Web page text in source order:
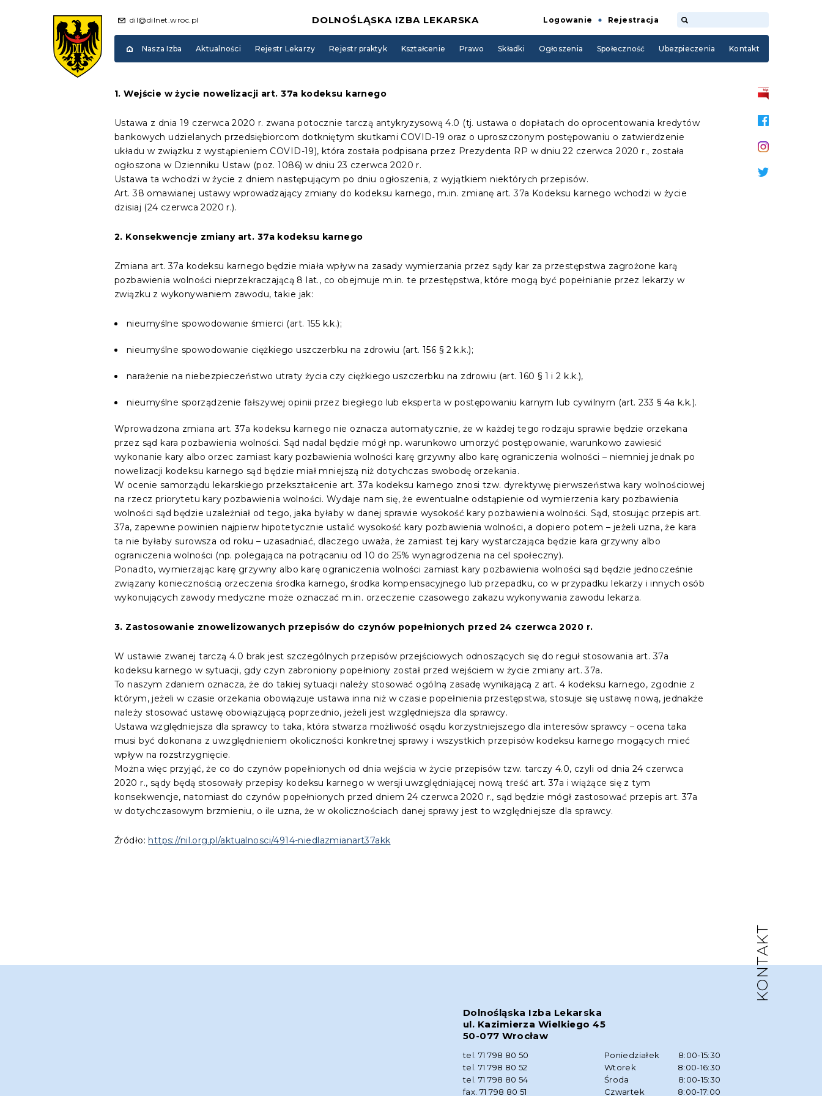
dil@dilnet.wroc.pl DOLNOŚLĄSKA IZBA LEKARSKA Logowanie Rejestracja
Nasza Izba Aktualności Rejestr Lekarzy Rejestr praktyk Kształcenie Prawo Składki Ogłoszenia Społeczność Ubezpieczenia Kontakt
1. Wejście w życie nowelizacji art. 37a kodeksu karnego
Ustawa z dnia 19 czerwca 2020 r. zwana potocznie tarczą antykryzysową 4.0 (tj. ustawa o dopłatach do oprocentowania kredytów
bankowych udzielanych przedsiębiorcom dotkniętym skutkami COVID-19 oraz o uproszczonym postępowaniu o zatwierdzenie
układu w związku z wystąpieniem COVID-19), która została podpisana przez Prezydenta RP w dniu 22 czerwca 2020 r., została
ogłoszona w Dzienniku Ustaw (poz. 1086) w dniu 23 czerwca 2020 r.
Ustawa ta wchodzi w życie z dniem następującym po dniu ogłoszenia, z wyjątkiem niektórych przepisów.
Art. 38 omawianej ustawy wprowadzający zmiany do kodeksu karnego, m.in. zmianę art. 37a Kodeksu karnego wchodzi w życie
dzisiaj (24 czerwca 2020 r.).
2. Konsekwencje zmiany art. 37a kodeksu karnego
Zmiana art. 37a kodeksu karnego będzie miała wpływ na zasady wymierzania przez sądy kar za przestępstwa zagrożone karą
pozbawienia wolności nieprzekraczającą 8 lat., co obejmuje m.in. te przestępstwa, które mogą być popełnianie przez lekarzy w
związku z wykonywaniem zawodu, takie jak:
nieumyślne spowodowanie śmierci (art. 155 k.k.);
nieumyślne spowodowanie ciężkiego uszczerbku na zdrowiu (art. 156 § 2 k.k.);
narażenie na niebezpieczeństwo utraty życia czy ciężkiego uszczerbku na zdrowiu (art. 160 § 1 i 2 k.k.),
nieumyślne sporządzenie fałszywej opinii przez biegłego lub eksperta w postępowaniu karnym lub cywilnym (art. 233 § 4a k.k.).
Wprowadzona zmiana art. 37a kodeksu karnego nie oznacza automatycznie, że w każdej tego rodzaju sprawie będzie orzekana
przez sąd kara pozbawienia wolności. Sąd nadal będzie mógł np. warunkowo umorzyć postępowanie, warunkowo zawiesić
wykonanie kary albo orzec zamiast kary pozbawienia wolności karę grzywny albo karę ograniczenia wolności – niemniej jednak po
nowelizacji kodeksu karnego sąd będzie miał mniejszą niż dotychczas swobodę orzekania.
W ocenie samorządu lekarskiego przekształcenie art. 37a kodeksu karnego znosi tzw. dyrektywę pierwszeństwa kary wolnościowej
na rzecz priorytetu kary pozbawienia wolności. Wydaje nam się, że ewentualne odstąpienie od wymierzenia kary pozbawienia
wolności sąd będzie uzależniał od tego, jaka byłaby w danej sprawie wysokość kary pozbawienia wolności. Sąd, stosując przepis art.
37a, zapewne powinien najpierw hipotetycznie ustalić wysokość kary pozbawienia wolności, a dopiero potem – jeżeli uzna, że kara
ta nie byłaby surowsza od roku – uzasadniać, dlaczego uważa, że zamiast tej kary wystarczająca będzie kara grzywny albo
ograniczenia wolności (np. polegająca na potrącaniu od 10 do 25% wynagrodzenia na cel społeczny).
Ponadto, wymierzając karę grzywny albo karę ograniczenia wolności zamiast kary pozbawienia wolności sąd będzie jednocześnie
związany koniecznością orzeczenia środka karnego, środka kompensacyjnego lub przepadku, co w przypadku lekarzy i innych osób
wykonujących zawody medyczne może oznaczać m.in. orzeczenie czasowego zakazu wykonywania zawodu lekarza.
3. Zastosowanie znowelizowanych przepisów do czynów popełnionych przed 24 czerwca 2020 r.
W ustawie zwanej tarczą 4.0 brak jest szczególnych przepisów przejściowych odnoszących się do reguł stosowania art. 37a
kodeksu karnego w sytuacji, gdy czyn zabroniony popełniony został przed wejściem w życie zmiany art. 37a.
To naszym zdaniem oznacza, że do takiej sytuacji należy stosować ogólną zasadę wynikającą z art. 4 kodeksu karnego, zgodnie z
którym, jeżeli w czasie orzekania obowiązuje ustawa inna niż w czasie popełnienia przestępstwa, stosuje się ustawę nową, jednakże
należy stosować ustawę obowiązującą poprzednio, jeżeli jest względniejsza dla sprawcy.
Ustawa względniejsza dla sprawcy to taka, która stwarza możliwość osądu korzystniejszego dla interesów sprawcy – ocena taka
musi być dokonana z uwzględnieniem okoliczności konkretnej sprawy i wszystkich przepisów kodeksu karnego mogących mieć
wpływ na rozstrzygnięcie.
Można więc przyjąć, że co do czynów popełnionych od dnia wejścia w życie przepisów tzw. tarczy 4.0, czyli od dnia 24 czerwca
2020 r., sądy będą stosowały przepisy kodeksu karnego w wersji uwzględniającej nową treść art. 37a i wiążące się z tym
konsekwencje, natomiast do czynów popełnionych przed dniem 24 czerwca 2020 r., sąd będzie mógł zastosować przepis art. 37a
w dotychczasowym brzmieniu, o ile uzna, że w okolicznościach danej sprawy jest to względniejsze dla sprawcy.
Źródło: https://nil.org.pl/aktualnosci/4914-niedlazmianart37akk
KONTAKT
Dolnośląska Izba Lekarska
ul. Kazimierza Wielkiego 45
50-077 Wrocław
tel. 71 798 80 50
tel. 71 798 80 52
tel. 71 798 80 54
fax. 71 798 80 51
Poniedziałek
8:00-15:30
Wtorek
8:00-16:30
Środa
8:00-15:30
Czwartek
8:00-17:00